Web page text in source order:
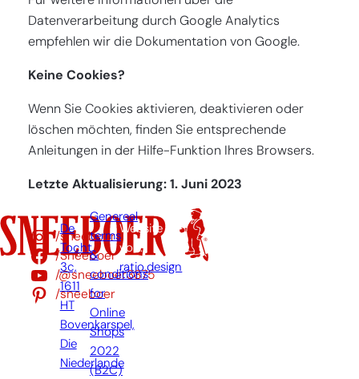
Datenverarbeitung durch Google Analytics
empfehlen wir die Dokumentation von Google.
Keine Cookies?
Wenn Sie Cookies aktivieren, deaktivieren oder
löschen möchten, finden Sie entsprechende
Anleitungen in der Hilfe-Funktion Ihres Browsers.
Letzte Aktualisierung: 1. Juni 2023
/sneeboer
/Sneeboer
/@sneeboer3875
/sneeboer
De
Tocht
3c,
1611
HT
Bovenkarspel,
Die
Niederlande
Genereal
terms
&
conditions
for
Online
Shops
2022
(B2C)
Website
von:
ratio.design